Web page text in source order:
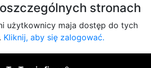
stronach
użytkownicy maja dostęp do tych
Kliknij, aby się zalogować.